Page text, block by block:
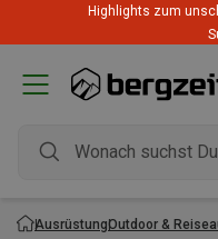
Highlights zum
AusrüstungOutdoor &